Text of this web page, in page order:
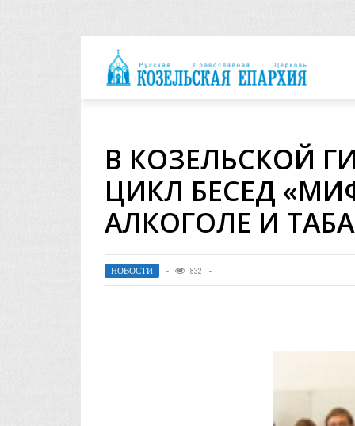
В КОЗЕЛЬСКОЙ
ЦИКЛ БЕСЕД
АЛКОГОЛЕ И
НОВОСТИ 832